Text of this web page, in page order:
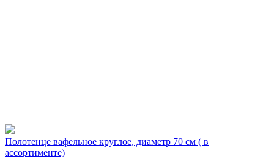
Полотенце вафельное круглое, диаметр 70 см ( в
ассортименте)